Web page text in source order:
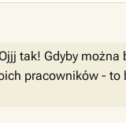
tak! Gdyby można
pracowników - to